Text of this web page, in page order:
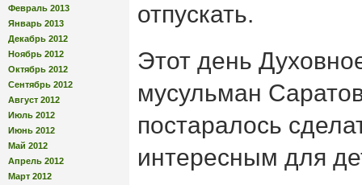
Февраль 2013
Январь 2013
Декабрь 2012
Ноябрь 2012
Октябрь 2012
Сентябрь 2012
Август 2012
Июль 2012
Июнь 2012
Май 2012
Апрель 2012
Март 2012
отпускать.
Этот день
мусульман
постаралось
интересным для